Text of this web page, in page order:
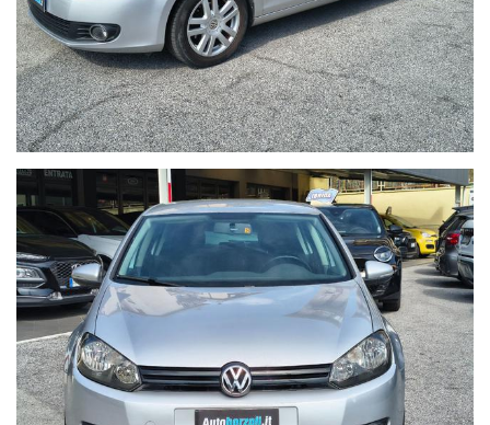
Specchietti elettrici
Bracciolo centrale anteriore
WWW.AUTOBORZOLI.IT
Perché scegliere AUTOBORZOLI?
Sappiamo che l’acquisto di un’auto usata è una questione di
fiducia. Per questo, ogni nostra vettura viene consegnata solo
dopo un rigoroso processo di ripristino:
- Zero Pensieri:Consegniamo l'auto pronta all'uso, evitandoti
inutili soste in officina subito dopo l'acquisto.
- Certificazione Chilometrica:Trasparenza totale. I km sono
certificati in fattura e sottoscritti dal precedente proprietario.
- Igiene Protetta:Interni lavati e sanificati con trattamento
professionale all’ozono e prodotti specifici a base alcolica.